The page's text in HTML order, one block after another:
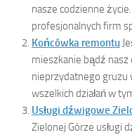
nasze codzienne
profesjonalnych firm
Końcówka remontu
mieszkanie bądź
nieprzydatnego gruzu
wszelkich działań w
Usługi dźwigowe
Zielonej Górze usługi